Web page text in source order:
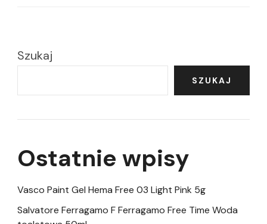
Szukaj
SZUKAJ
Ostatnie wpisy
Vasco Paint Gel Hema Free 03 Light Pink 5g
Salvatore Ferragamo F Ferragamo Free Time Woda